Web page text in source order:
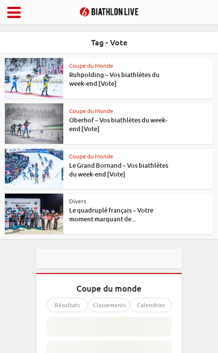
Tag - Vote
Coupe du Monde
Ruhpolding – Vos biathlètes du
week-end [Vote]
Coupe du Monde
Oberhof – Vos biathlètes du week-
end [Vote]
Coupe du Monde
Le Grand Bornand – Vos biathlètes
du week-end [Vote]
Divers
Le quadruplé français – Votre
moment marquant de...
Coupe du monde
Résultats Classements Calendrier